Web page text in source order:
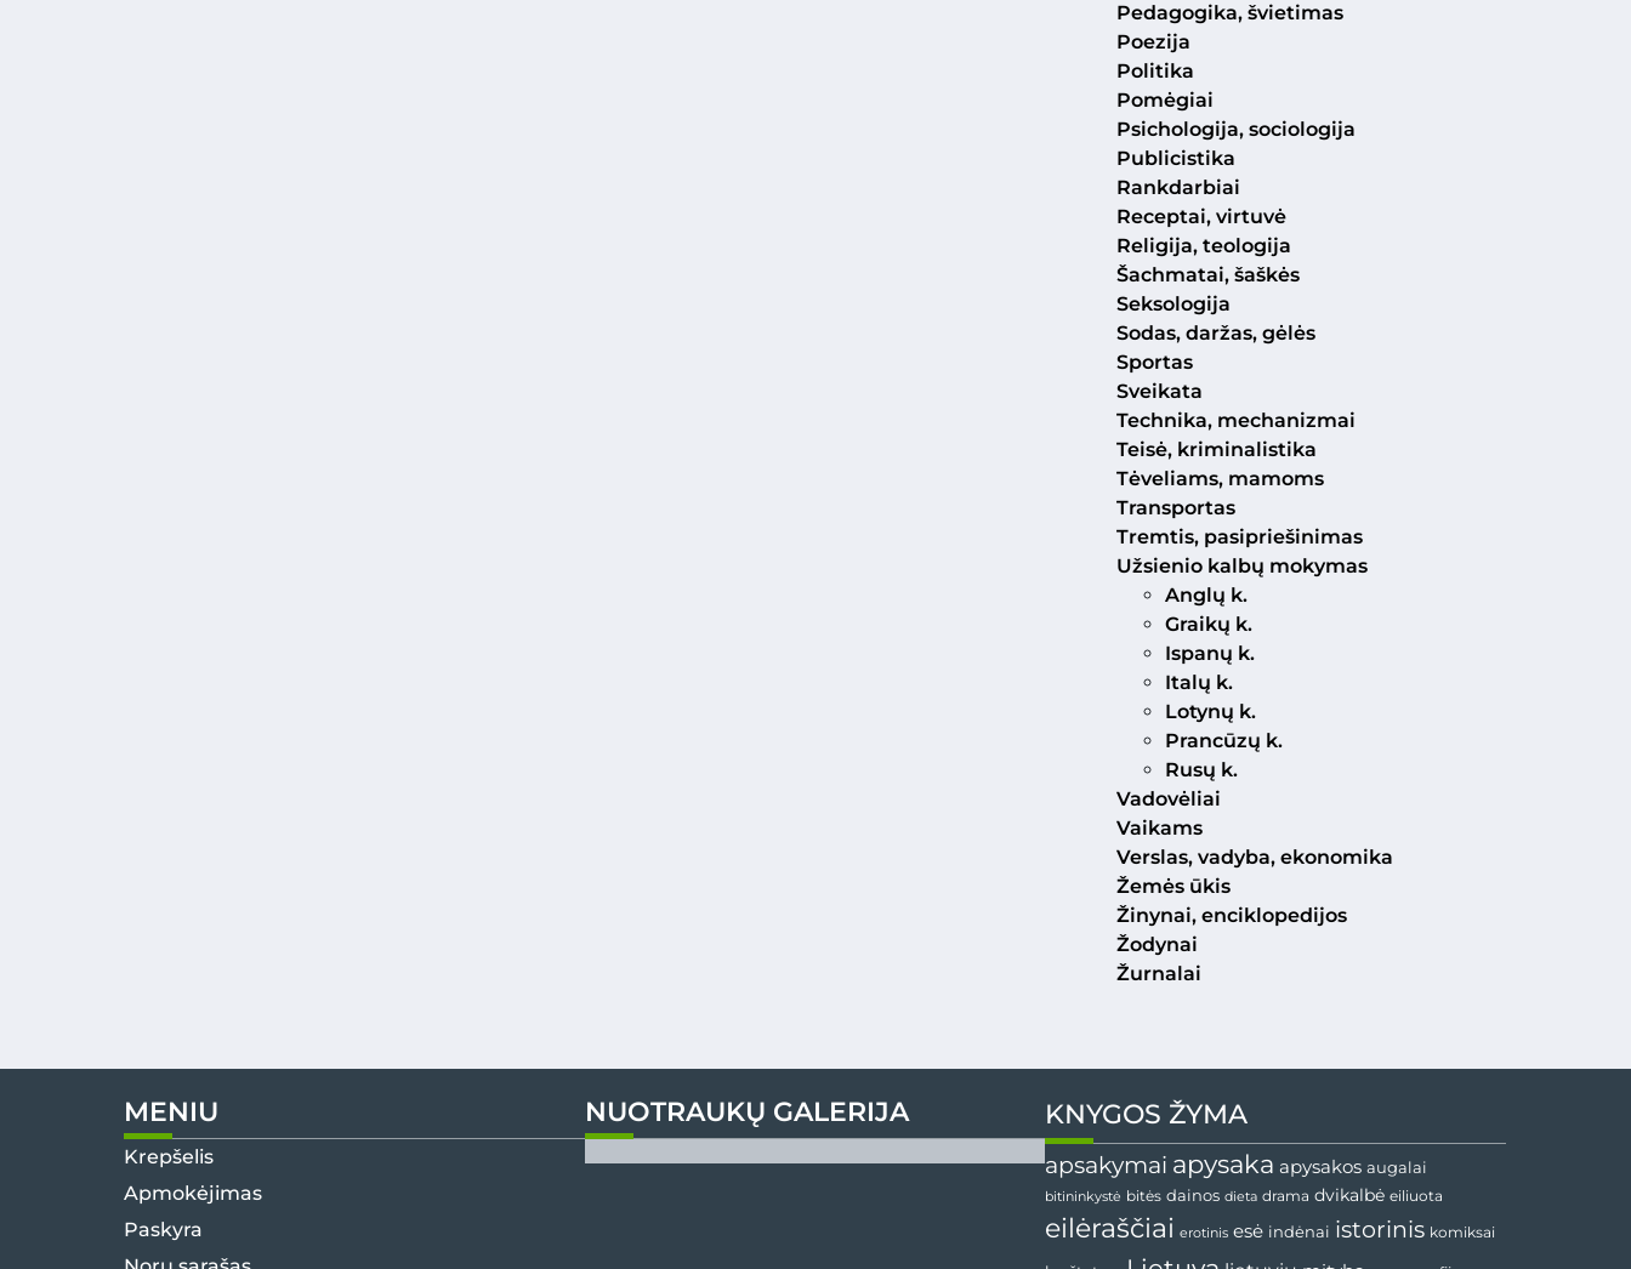
Pedagogika, švietimas
Poezija
Politika
Pomėgiai
Psichologija, sociologija
Publicistika
Rankdarbiai
Receptai, virtuvė
Religija, teologija
Šachmatai, šaškės
Seksologija
Sodas, daržas, gėlės
Sportas
Sveikata
Technika, mechanizmai
Teisė, kriminalistika
Tėveliams, mamoms
Transportas
Tremtis, pasipriešinimas
Užsienio kalbų mokymas
Anglų k.
Graikų k.
Ispanų k.
Italų k.
Lotynų k.
Prancūzų k.
Rusų k.
Vadovėliai
Vaikams
Verslas, vadyba, ekonomika
Žemės ūkis
Žinynai, enciklopedijos
Žodynai
Žurnalai
MENIU
Krepšelis
Apmokėjimas
Paskyra
NUOTRAUKŲ GALERIJA KNYGOS ŽYMA
apsakymai apysaka apysakos augalai
bitininkystė bitės dainos dieta drama dvikalbė eiliuota
eilėraščiai erotinis esė indėnai istorinis komiksai